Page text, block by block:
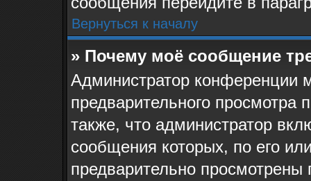
Вернуться к началу
» Почему моё сообщение
Администратор конференции
предварительного
также, что администратор
сообщения которых, по его
предварительно